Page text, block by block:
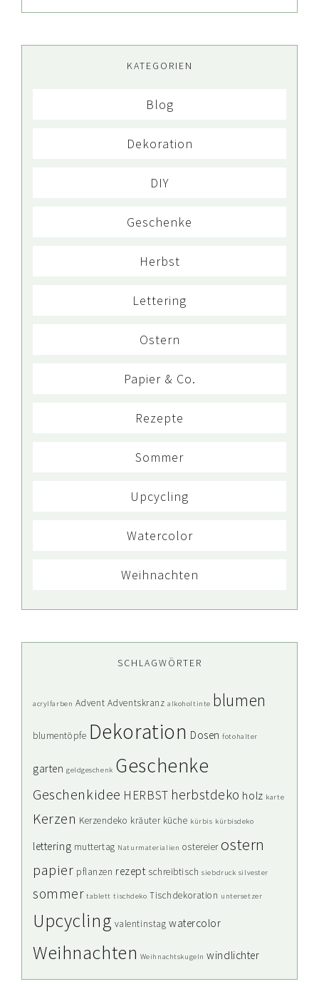
KATEGORIEN
Blog
Dekoration
DIY
Geschenke
Herbst
Lettering
Ostern
Papier & Co.
Rezepte
Sommer
Upcycling
Watercolor
Weihnachten
SCHLAGWÖRTER
acrylfarben Advent Adventskranz alkoholtinte blumen
blumentöpfe Dekoration Dosen fotohalter
garten geldgeschenk Geschenke
Geschenkidee HERBST herbstdeko holz karte
Kerzen Kerzendeko kräuter küche kürbis kürbisdeko
lettering muttertag Naturmaterialien ostereier ostern
papier pflanzen rezept schreibtisch siebdruck silvester
sommer tablett tischdeko Tischdekoration untersetzer
Upcycling valentinstag watercolor
Weihnachten Weihnachtskugeln windlichter